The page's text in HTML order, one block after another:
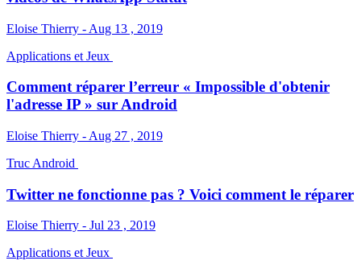
Eloise Thierry - Aug 13 , 2019
Applications et Jeux
Comment réparer l’erreur « Impossible d'obtenir
l'adresse IP » sur Android
Eloise Thierry - Aug 27 , 2019
Truc Android
Twitter ne fonctionne pas ? Voici comment le réparer
Eloise Thierry - Jul 23 , 2019
Applications et Jeux